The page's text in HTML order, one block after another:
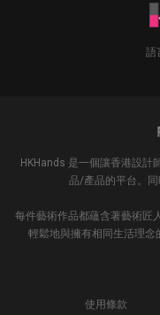
語
HKHands 是一個讓香港設計
品/產品的平台。同
每件藝術作品都蘊含著藝術匠
輕鬆地與擁有相同生活理念
使用條款